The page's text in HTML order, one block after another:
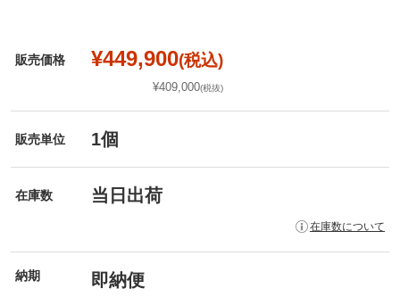
販売価格 ¥449,900(税込)
¥409,000(税抜)
販売単位 1個
在庫数 当日出荷
在庫数について
納期 即納便